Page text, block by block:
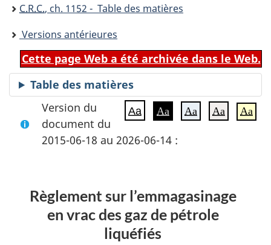
C.R.C., ch. 1152 - Table des matières
Versions antérieures
Cette page Web a été archivée dans le Web.
Table des matières
Aa Aa Aa Aa Aa
Version du
document du
2015-06-18 au 2026-06-14 :
Règlement sur l’emmagasinage
en vrac des gaz de pétrole
liquéfiés